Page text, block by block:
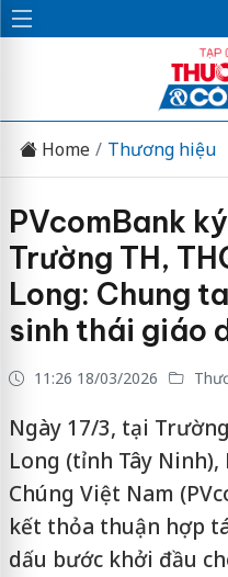
Home Thương hiệu
PVcomBank
Trường TH,
Long: Chung
sinh thái giáo
11:26 18/03/2026
Ngày 17/3, tại
Long (tỉnh Tây
Chúng Việt Nam
kết thỏa thuận hợp
dấu bước khởi đầu